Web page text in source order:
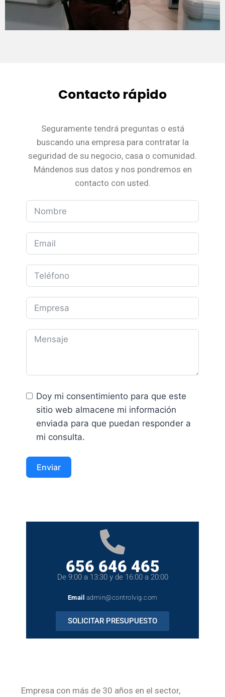
Contacto rápido
Seguramente tendrá preguntas o está
buscando una empresa para contratar la
seguridad de su negocio, casa o comunidad.
Mándenos sus datos y nos pondremos en
contacto con usted.
Doy mi consentimiento para que este
sitio web almacene mi información
enviada para que puedan responder a
mi consulta.
Enviar
656 646 465
De 9:00 a 13:30 y de 16:00 a 20:00
Email admin@controlvig.com
SOLICITAR PRESUPUESTO
Empresa con más de 30 años en el sector,